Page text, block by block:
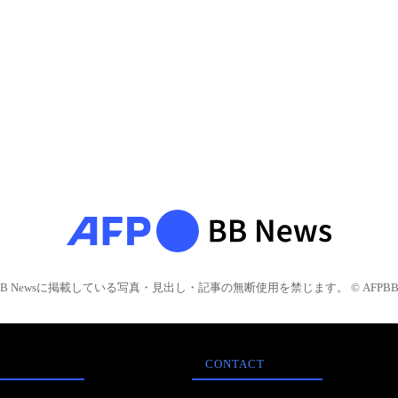
Newsに掲載している写真・見出し・記事の無断使用を禁じます。 © AFPBB
CONTACT